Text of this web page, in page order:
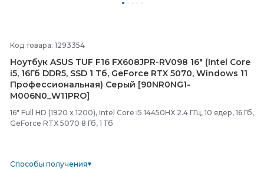
Код товара: 1293354
Ноутбук ASUS TUF F16 FX608JPR-RV098 16" (Intel Core
i5, 16Гб DDR5, SSD 1 Тб, GeForce RTX 5070, Windows 11
Профессиональная) Серый [90NR0NG1-
M006N0_W11PRO]
16" Full HD (1920 x 1200), Intel Core i5 14450HX 2.4 ГГц, 10 ядер, 16 Гб,
GeForce RTX 5070 8 Гб, 1 Тб
Способы получения